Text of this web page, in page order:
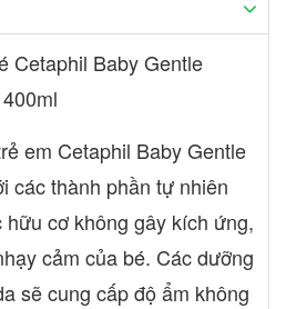
vào năm 1947 dòng sản phẩm
được một dược sĩ sáng chế và cho
sóc da dịu nhẹ phù hợp cho mọi
được phát triển bởi chuyên gia da
nhất của Cetaphil. Sản phẩm
triển và thử nghiệm trong các điều
mang đến những sản phẩm
toàn tuyệt đối cho người sử dụng.
có được nhiều giải pháp chăm sóc
vững chắc về da liễu và thành tựu
các bác sĩ da liễu và nhi khoa
Cetaphil Baby Gentle
em Cetaphil Baby Gentle
các thành phần tự nhiên
cơ không gây kích ứng,
cảm của bé. Các dưỡng
sẽ cung cấp độ ẩm không